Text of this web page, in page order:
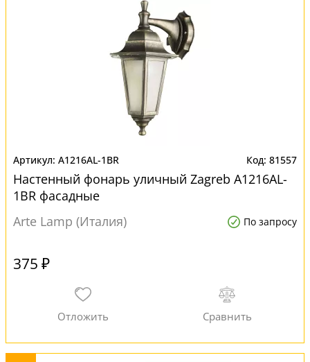
A1216AL-1BR 81557
Настенный фонарь уличный Zagreb A1216AL-
1BR фасадные
Arte Lamp (Италия)
По запросу
375 ₽